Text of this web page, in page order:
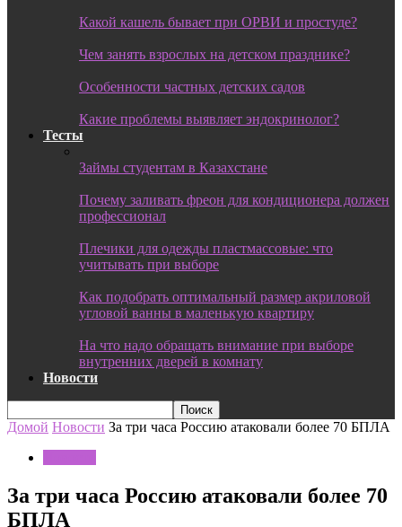
Какой кашель бывает при ОРВИ и простуде?
Чем занять взрослых на детском празднике?
Особенности частных детских садов
Какие проблемы выявляет эндокринолог?
Тесты
Займы студентам в Казахстане
Почему заливать фреон для кондиционера должен
профессионал
Плечики для одежды пластмассовые: что
учитывать при выборе
Как подобрать оптимальный размер акриловой
угловой ванны в маленькую квартиру
На что надо обращать внимание при выборе
внутренних дверей в комнату
Новости
Домой Новости За три часа Россию атаковали более 70 БПЛА
За три часа Россию атаковали более 70
БПЛА